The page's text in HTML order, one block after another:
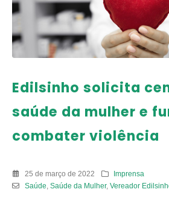
Edilsinho solicita
saúde da mulher e
combater violência
25 de março de 2022
Imprensa
Saúde Saúde da Mulher, Vereador